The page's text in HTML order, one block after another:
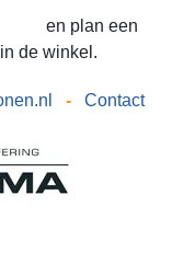
en plan een
de winkel.
- Contact